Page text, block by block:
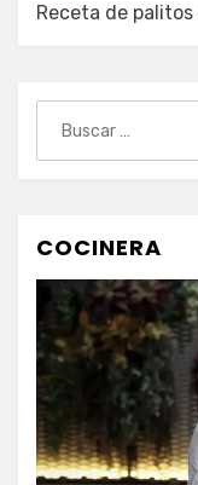
Receta de
COCINERA